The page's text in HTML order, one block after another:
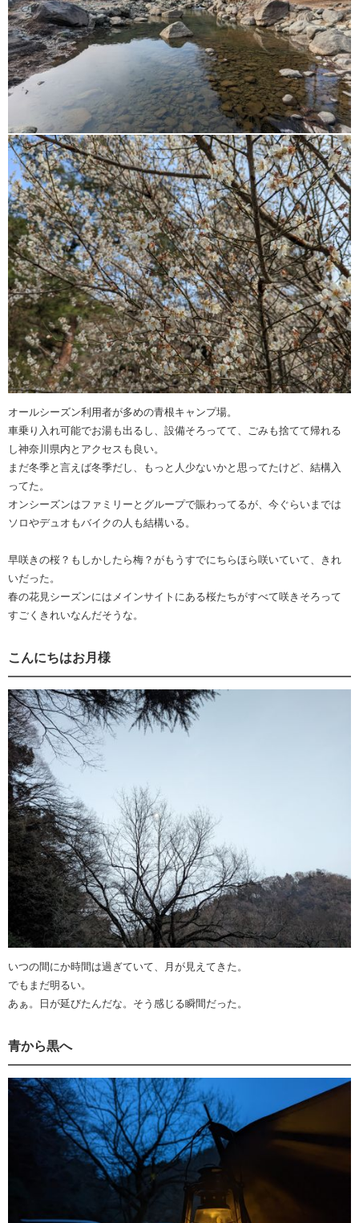
オールシーズン利用者が多めの青根キャンプ場。
車乗り入れ可能でお湯も出るし、設備そろってて、ごみも捨てて帰れる
し神奈川県内とアクセスも良い。
まだ冬季と言えば冬季だし、もっと人少ないかと思ってたけど、結構入
ってた。
オンシーズンはファミリーとグループで賑わってるが、今ぐらいまでは
ソロやデュオもバイクの人も結構いる。
早咲きの桜？もしかしたら梅？がもうすでにちらほら咲いていて、きれ
いだった。
春の花見シーズンにはメインサイトにある桜たちがすべて咲きそろって
すごくきれいなんだそうな。
こんにちはお月様
いつの間にか時間は過ぎていて、月が見えてきた。
でもまだ明るい。
あぁ。日が延びたんだな。そう感じる瞬間だった。
青から黒へ